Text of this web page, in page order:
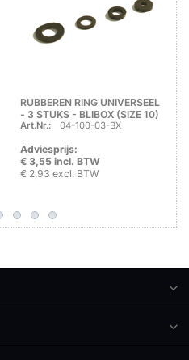
RUBBEREN RING UNIVERSEEL
- 3 STUKS - BLIBOX (SIZE 10)
Art.Nr.: 04-100-03-BX
Adviesprijs:
€ 3,55 incl. BTW
€ 2,93 excl. BTW